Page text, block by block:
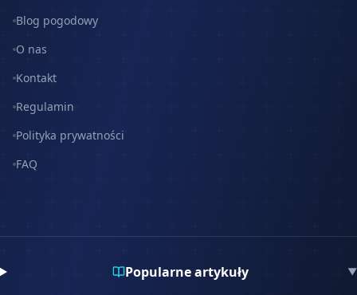
Blog pogodowy
O nas
Kontakt
Regulamin
Polityka prywatności
FAQ
Popularne artykuły ▼